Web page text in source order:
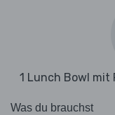
1 Lunch Bowl mit
Was du brauchst